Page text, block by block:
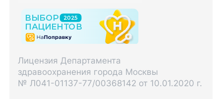
Лицензия Департамента
здравоохранения города Москвы
№ Л041-01137-77/00368142 от 10.01.2020 г.